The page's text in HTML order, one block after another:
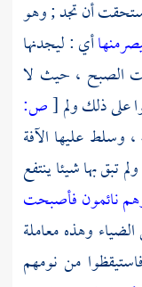
أن تجد ; وهو
أي : ليجدنها
الصبح ، حيث لا
على ذلك ولم[ص:
وسلط عليها الآفة
تبق بها شيئا ينتفع
نائمون فأصبحت
وهذه معاملة
من نومهم